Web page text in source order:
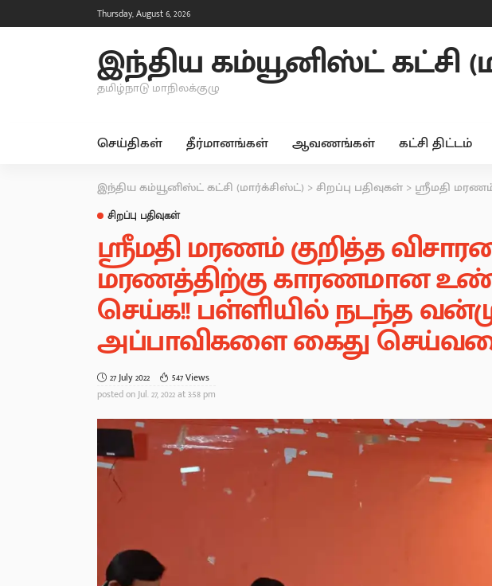
Thursday, August 6, 2026
இந்திய கம்யூனிஸ்ட் கட்சி
தமிழ்நாடு மாநிலக்குழு
செய்திகள் தீர்மானங்கள் ஆவணங்கள் கட்சி திட்டம்
இந்திய கம்யூனிஸ்ட் கட்சி (மார்க்சிஸ்ட்) >சிறப்பு பதிவுகள் > ஸ்ரீமதி மரணம் குறித்த
சிறப்பு பதிவுகள்
ஸ்ரீமதி மரணம் குறித்த
மரணத்திற்கு காரணமான
செய்க!! பள்ளியில் நடந்த
அப்பாவிகளை கைது
27 July 2022
547 Views
posted onJul. 27, 2022 at 3:58 pm